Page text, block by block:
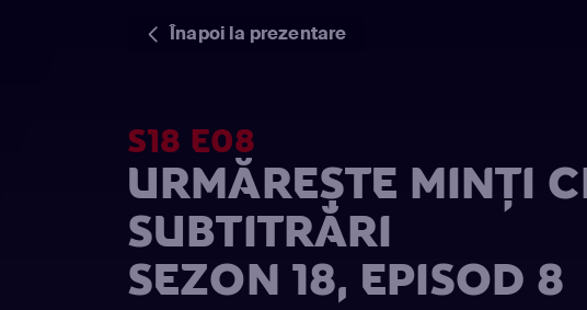
Înapoi la prezentare
S18 E08
URMĂREȘTE MINŢI
SUBTITRĂRI
SEZON 18, EPISOD 8